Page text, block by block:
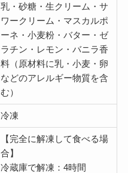
乳・砂糖・生クリーム・サ
ワークリーム・マスカルポ
ーネ・小麦粉・バター・ゼ
ラチン・レモン・バニラ香
料（原材料に乳・小麦・卵
などのアレルギー物質を含
む）
冷凍
【完全に解凍して食べる場
合】
冷蔵庫で解凍：4時間